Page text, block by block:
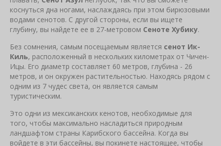
коснуться дна ногами, наслаждаясь при этом бирюзовыми
водами сенотов. С другой стороны, если вы ищете
глубину, вы найдете ее в 27-метровом Сеноте Хубику.
Без сомнения, самым посещаемым является cенот Ик-
Киль, расположенный в нескольких километрах от Чичен-
Ицы. Его диаметр составляет 60 метров, глубина - 26
метров, и он окружен растительностью. Находясь рядом с
одним из 7 чудес света, он является самым
туристическим.
Это одни из мексиканских кенотов, необходимые для
того, чтобы максимально насладиться природным
ландшафтом страны Карибского бассейна. Когда вы
войдете в эти бассейны, вы покинете настоящее, чтобы